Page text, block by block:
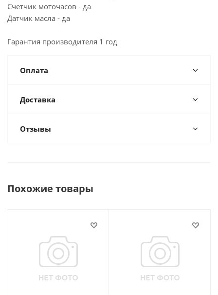
Счетчик моточасов - да
Датчик масла - да
Гарантия производителя 1 год
Оплата
Доставка
Отзывы
Похожие товары